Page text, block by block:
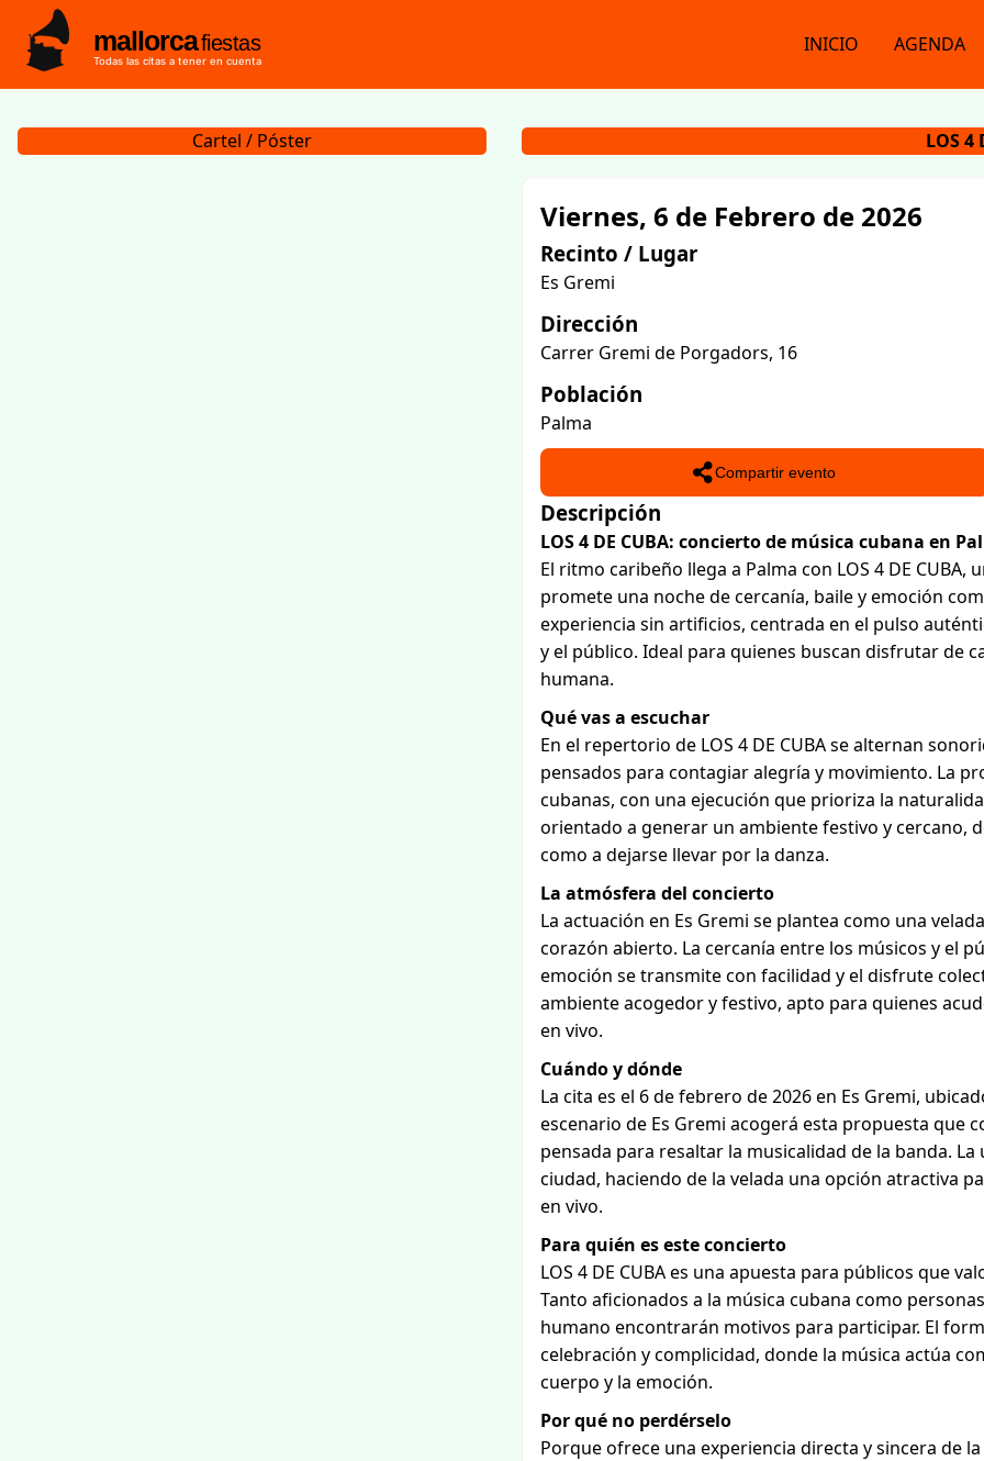
mallorcafiestas
Todas las citas a tener en cuenta
INICIO AGENDA
Cartel / Póster LOS 4
Viernes, 6 de Febrero de 2026
Recinto / Lugar
Es Gremi
Dirección
Carrer Gremi de Porgadors, 16
Población
Palma
Compartir evento
Descripción
LOS 4 DE CUBA: concierto de música cubana en
El ritmo caribeño llega a Palma con LOS 4 DE
promete una noche de cercanía, baile y emoción
experiencia sin artificios, centrada en el pulso
y el público. Ideal para quienes buscan disfrutar de
humana.
Qué vas a escuchar
En el repertorio de LOS 4 DE CUBA se alternan
pensados para contagiar alegría y movimiento. La
cubanas, con una ejecución que prioriza la
orientado a generar un ambiente festivo y cercano,
como a dejarse llevar por la danza.
La atmósfera del concierto
La actuación en Es Gremi se plantea como una
corazón abierto. La cercanía entre los músicos y el
emoción se transmite con facilidad y el disfrute
ambiente acogedor y festivo, apto para quienes
en vivo.
Cuándo y dónde
La cita es el 6 de febrero de 2026 en Es Gremi,
escenario de Es Gremi acogerá esta propuesta que
pensada para resaltar la musicalidad de la banda.
ciudad, haciendo de la velada una opción atractiva
en vivo.
Para quién es este concierto
LOS 4 DE CUBA es una apuesta para públicos que
Tanto aficionados a la música cubana como
humano encontrarán motivos para participar. El
celebración y complicidad, donde la música actúa
cuerpo y la emoción.
Por qué no perdérselo
Porque ofrece una experiencia directa y sincera de